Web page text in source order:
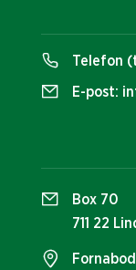
Telefon
E-post:
Box 70
711 22